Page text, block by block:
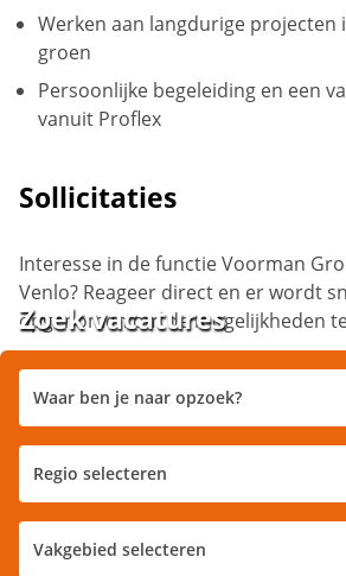
Werken aan langdurige projecten
groen
Persoonlijke begeleiding en een
vanuit Proflex
Sollicitaties
Interesse in de functie Voorman
Venlo? Reageer direct en er wordt
opgenomen om de mogelijkheden
Zoek vacatures